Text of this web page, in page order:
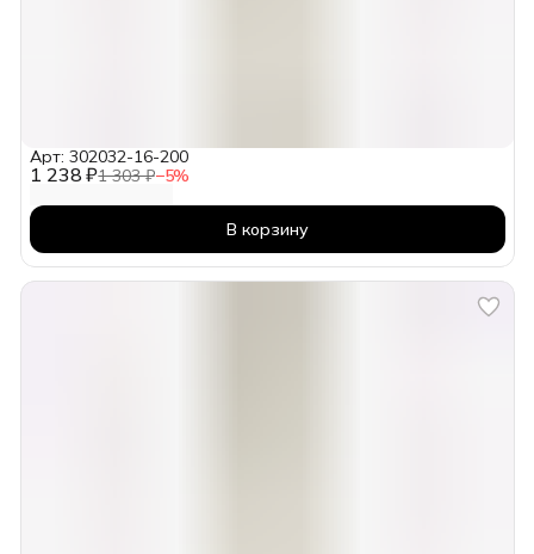
1 238 ₽1 303 ₽−5%
Арт: 302032-16-200
В корзину